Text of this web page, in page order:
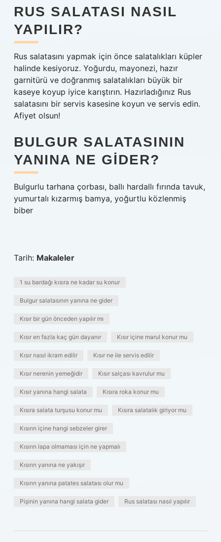
RUS SALATASI NASIL
YAPILIR?
Rus salatasını yapmak için önce salatalıkları küpler
halinde kesiyoruz. Yoğurdu, mayonezi, hazır
garnitürü ve doğranmış salatalıkları büyük bir
kaseye koyup iyice karıştırın. Hazırladığınız Rus
salatasını bir servis kasesine koyun ve servis edin.
Afiyet olsun!
BULGUR SALATASININ
YANINA NE GIDER?
Bulgurlu tarhana çorbası, ballı hardallı fırında tavuk,
yumurtalı kızarmış bamya, yoğurtlu közlenmiş
biber
Tarih: Makaleler
1 su bardağı kısıra ne kadar su konur
Bulgur salatasının yanına ne gider
Kısır bir gün önceden yapılır mı
Kısır en fazla kaç gün dayanır Kısır içine marul konur mu
Kısır nasıl ikram edilir Kısır ne ile servis edilir
Kısır nerenin yemeğidir Kısır salçası kavrulur mu
Kısır yanına hangi salata Kısıra roka konur mu
Kısıra salata turşusu konur mu Kısıra salatalık giriyor mu
Kısırın içine hangi sebzeler girer
Kısırın lapa olmaması için ne yapmalı
Kısırın yanına ne yakışır
Kısırın yanına patates salatası olur mu
Pişinin yanına hangi salata gider Rus salatası nasıl yapılır